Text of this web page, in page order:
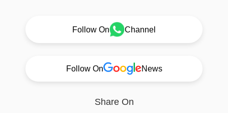
Follow On Channel
Follow On News
Share On